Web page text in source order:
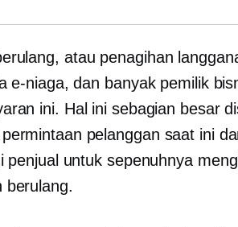
atau penagihan
e-niaga, dan banyak pemilik
ini. Hal ini sebagian besar
pelanggan saat ini
penjual untuk sepenuhnya
berulang.